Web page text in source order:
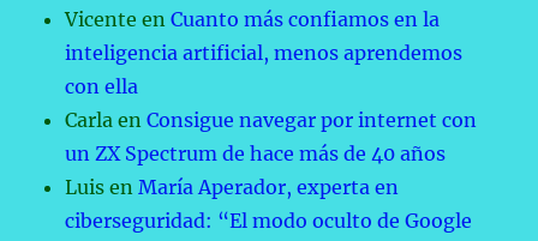
Vicente enCuanto más confiamos en la
inteligencia artificial, menos aprendemos
con ella
Carla enConsigue navegar por internet con
un ZX Spectrum de hace más de 40 años
Luis enMaría Aperador, experta en
ciberseguridad: “El modo oculto de Google